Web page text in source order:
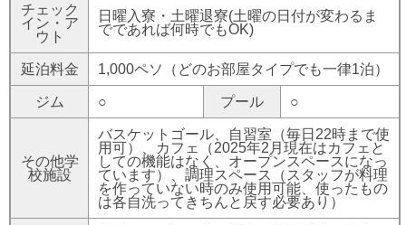
チェック
イン・ア
ウト
日曜入寮・土曜退寮(土曜の日付が変わるま
でであれば何時でもOK)
延泊料金 1,000ペソ（どのお部屋タイプでも一律1泊）
ジム ○ プール ○
その他学
校施設
バスケットゴール、自習室（毎日22時まで使
用可）、カフェ（2025年2月現在はカフェと
しての機能はなく、オープンスペースになっ
ています）、調理スペース（スタッフが料理
を作っていない時のみ使用可能、使ったもの
は各自洗ってきちんと戻す必要あり）